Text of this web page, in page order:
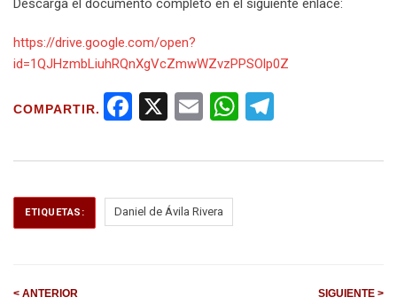
Descarga el documento completo en el siguiente enlace:
https://drive.google.com/open?
id=1QJHzmbLiuhRQnXgVcZmwWZvzPPSOlp0Z
COMPARTIR.
F
ce
b
o
X
E
ail
W
at e
ETIQUETAS: Daniel de Ávila Rivera
< ANTERIOR SIGUIENTE >